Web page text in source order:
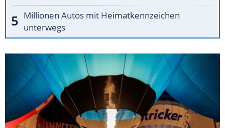
Millionen Autos mit Heimatkennzeichen
unterwegs